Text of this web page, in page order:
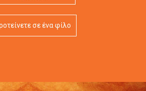
σε ένα φίλο